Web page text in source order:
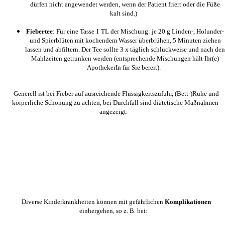
dürfen nicht angewendet werden, wenn der Patient friert oder die Füße
kalt sind.)
Fiebertee: Für eine Tasse 1 TL der Mischung: je 20 g Linden-, Holunder-
und Spierblüten mit kochendem Wasser überbrühen, 5 Minuten ziehen
lassen und abfiltern. Der Tee sollte 3 x täglich schluckweise und nach den
Mahlzeiten getrunken werden (entsprechende Mischungen hält Ihr(e)
ApothekerIn für Sie bereit).
Generell ist bei Fieber auf ausreichende Flüssigkeitszufuhr, (Bett-)Ruhe und
körperliche Schonung zu achten, bei Durchfall sind diätetische Maßnahmen
angezeigt.
Diverse Kinderkrankheiten können mit gefährlichen Komplikationen
einhergehen, so z. B. bei: